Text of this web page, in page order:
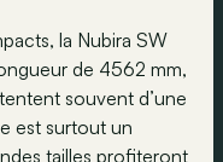
la Nubira SW
de 4562 mm,
souvent d’une
est surtout un
tailles profiteront